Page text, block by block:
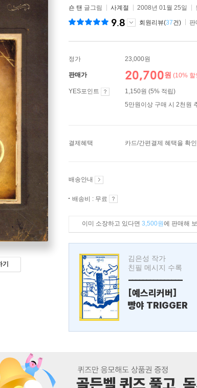
숀 탠 글그림 사계절 2008년 01월 25일
9.8 회원리뷰(37건)
정가 23,000원
판매가 20,700원 (10% 할
YES포인트
1,150원 (5% 적립)
5만원이상 구매 시 2천원
결제혜택 카드/간편결제 혜택을 확
배송안내
배송비 : 무료
이미 소장하고 있다면 3,500원에 판매해
김은성 작가
친필 메시지 수록
---------------
[예스리커버]
빵야 TRIGGER